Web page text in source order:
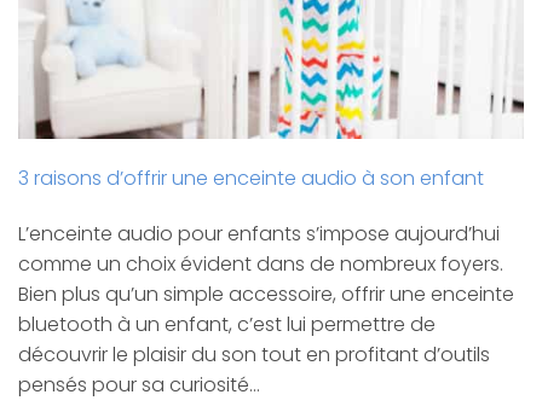
3 raisons d’offrir une enceinte audio à son enfant
L’enceinte audio pour enfants s’impose aujourd’hui
comme un choix évident dans de nombreux foyers.
Bien plus qu’un simple accessoire, offrir une enceinte
bluetooth à un enfant, c’est lui permettre de
découvrir le plaisir du son tout en profitant d’outils
pensés pour sa curiosité…